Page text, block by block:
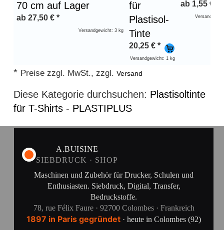
70 cm auf Lager
ab 27,50 € *
Versandgewicht: 3 kg
für
Plastisol-
Tinte
20,25 € *
Versandgewicht: 1 kg
ab 1,55 €
* Preise zzgl. MwSt., zzgl.Versand
Diese Kategorie durchsuchen: Plastisoltinte
für T-Shirts - PLASTIPLUS
A.BUISINE
SIEBDRUCK · SHOP
Maschinen und Zubehör für Drucker, Schulen und
Enthusiasten. Siebdruck, Digital, Transfer,
Bedruckstoffe.
78, rue Félix Faure · 92700 Colombes · Frankreich
1897 in Paris gegründet · heute in Colombes (92)